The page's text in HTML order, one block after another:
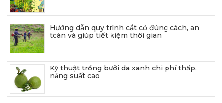
Hướng dẫn quy trình cắt cỏ đúng cách, an
toàn và giúp tiết kiệm thời gian
Kỹ thuật trồng bưởi da xanh chi phí thấp,
năng suất cao